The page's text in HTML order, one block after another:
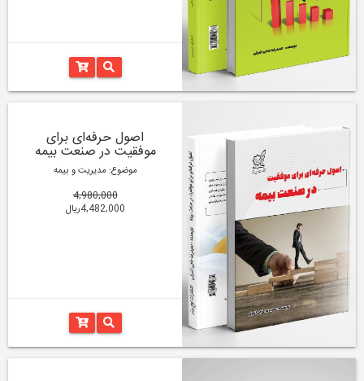
اصول حرفه‌ای برای
موفقیت در صنعت بیمه
موضوع: مدیریت و بیمه
4,980,000
4,482,000ریال